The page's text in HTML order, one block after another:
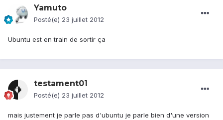
Yamuto
Posté(e) 23 juillet 2012
Ubuntu est en train de sortir ça
testament01
Posté(e) 23 juillet 2012
mais justement je parle pas d'ubuntu je parle bien d'une version